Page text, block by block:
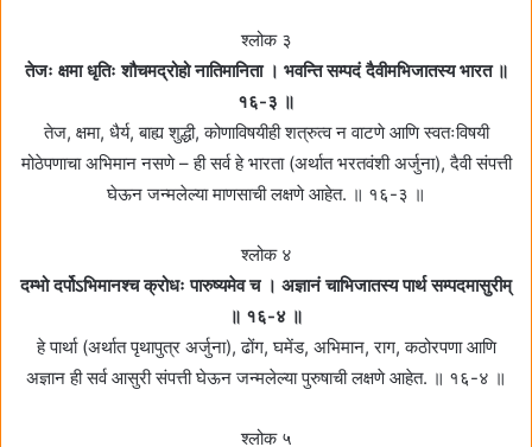
श्लोक ३
तेजः क्षमा धृतिः शौचमद्रोहो नातिमानिता । भवन्ति सम्पदं दैवीमभिजातस्य भारत ॥
१६-३ ॥
तेज, क्षमा, धैर्य, बाह्य शुद्धी, कोणाविषयीही शत्रुत्व न वाटणे आणि स्वतःविषयी
मोठेपणाचा अभिमान नसणे – ही सर्व हे भारता (अर्थात भरतवंशी अर्जुना), दैवी संपत्ती
घेऊन जन्मलेल्या माणसाची लक्षणे आहेत. ॥ १६-३ ॥
श्लोक ४
दम्भो दर्पोऽभिमानश्च क्रोधः पारुष्यमेव च । अज्ञानं चाभिजातस्य पार्थ सम्पदमासुरीम्‌
॥ १६-४ ॥
हे पार्था (अर्थात पृथापुत्र अर्जुना), ढोंग, घमेंड, अभिमान, राग, कठोरपणा आणि
अज्ञान ही सर्व आसुरी संपत्ती घेऊन जन्मलेल्या पुरुषाची लक्षणे आहेत. ॥ १६-४ ॥
श्लोक ५